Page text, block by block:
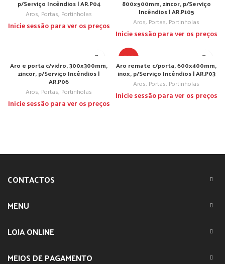
p/Serviço Incêndios | AR.P04
Aros, Portas, Portinholas
Inicie sessão para ver os preços
800x500mm, zincor, p/Serviço
Incêndios | AR.P105
Aros, Portas, Portinholas
Inicie sessão para ver os preços
Aro e porta c/vidro, 300x300mm,
zincor, p/Serviço Incêndios |
AR.P06
Aros, Portas, Portinholas
Inicie sessão para ver os preços
TOP
Aro remate c/porta, 600x400mm,
inox, p/Serviço Incêndios | AR.P03
Aros, Portas, Portinholas
Inicie sessão para ver os preços
CONTACTOS
MENU
LOJA ONLINE
MEIOS DE PAGAMENTO